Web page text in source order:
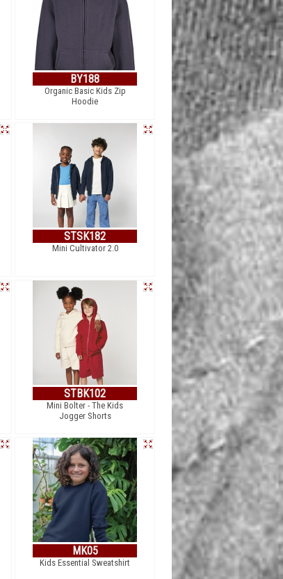
BY188
Organic Basic Kids Zip
Hoodie
STSK182
Mini Cultivator 2.0
STBK102
Mini Bolter - The Kids
Jogger Shorts
MK05
Kids Essential Sweatshirt